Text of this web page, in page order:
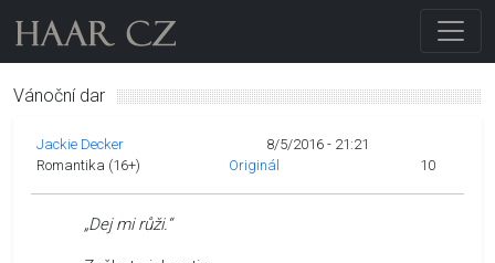
Vánoční dar
Jackie Decker
8/5/2016 - 21:21
Romantika (16+)
Originál 10
„Dej mi růži.“